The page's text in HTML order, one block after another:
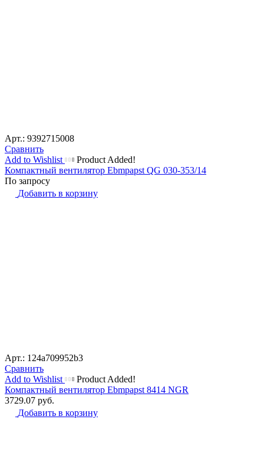
Арт.: 9392715008
Сравнить
Add to Wishlist
Product Added!
Компактный вентилятор Ebmpapst QG 030-353/14
По запросу
Добавить в корзину
Арт.: 124a709952b3
Сравнить
Add to Wishlist
Product Added!
Компактный вентилятор Ebmpapst 8414 NGR
3729.07 руб.
Добавить в корзину